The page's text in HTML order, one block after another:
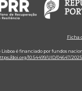
Ficha
é financiado por fundos
doi.org/10.54499/UID/04647/2025